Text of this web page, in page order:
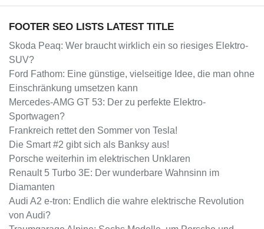
FOOTER SEO LISTS LATEST TITLE
Skoda Peaq: Wer braucht wirklich ein so riesiges Elektro-
SUV?
Ford Fathom: Eine günstige, vielseitige Idee, die man ohne
Einschränkung umsetzen kann
Mercedes-AMG GT 53: Der zu perfekte Elektro-
Sportwagen?
Frankreich rettet den Sommer von Tesla!
Die Smart #2 gibt sich als Banksy aus!
Porsche weiterhin im elektrischen Unklaren
Renault 5 Turbo 3E: Der wunderbare Wahnsinn im
Diamanten
Audi A2 e-tron: Endlich die wahre elektrische Revolution
von Audi?